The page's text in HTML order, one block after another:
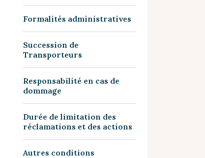
Formalités administratives
Succession de
Transporteurs
Responsabilité en cas de
dommage
Durée de limitation des
réclamations et des actions
Autres conditions